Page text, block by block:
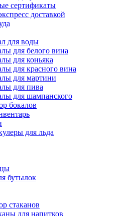
сертификаты
доставкой
для воды
для белого вина
для коньяка
для красного вина
для мартини
для пива
для шампанского
бокалов
для льда
бутылок
стаканов
для напитков